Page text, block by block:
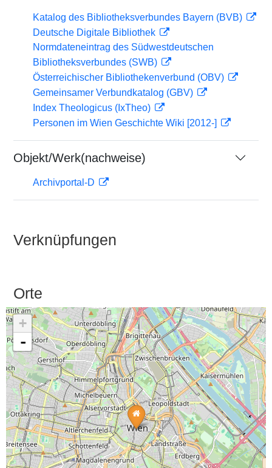
Katalog des Bibliotheksverbundes Bayern (BVB)
Deutsche Digitale Bibliothek
Normdateneintrag des Südwestdeutschen
Bibliotheksverbundes (SWB)
Österreichischer Bibliothekenverbund (OBV)
Gemeinsamer Verbundkatalog (GBV)
Index Theologicus (IxTheo)
Personen im Wien Geschichte Wiki [2012-]
Objekt/Werk(nachweise)
Archivportal-D
Verknüpfungen
Orte
+
-